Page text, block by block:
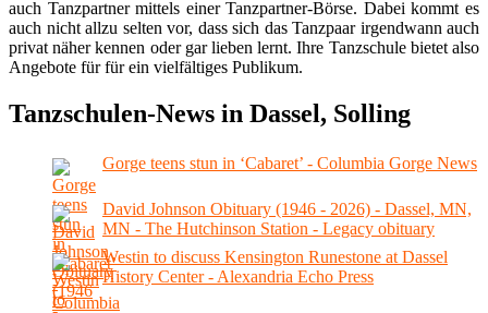
auch Tanzpartner mittels einer Tanzpartner-Börse. Dabei kommt es
auch nicht allzu selten vor, dass sich das Tanzpaar irgendwann auch
privat näher kennen oder gar lieben lernt. Ihre Tanzschule bietet also
Angebote für für ein vielfältiges Publikum.
Tanzschulen-News in Dassel, Solling
Gorge teens stun in ‘Cabaret’ - Columbia Gorge News
David Johnson Obituary (1946 - 2026) - Dassel, MN,
MN - The Hutchinson Station - Legacy obituary
Westin to discuss Kensington Runestone at Dassel
History Center - Alexandria Echo Press